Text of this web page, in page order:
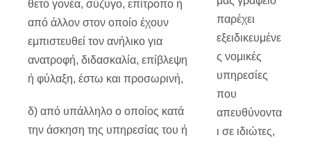
θετό γονέα, σύζυγο, επίτροπο ή
από άλλον στον οποίο έχουν
εμπιστευθεί τον ανήλικο για
ανατροφή, διδασκαλία, επίβλεψη
ή φύλαξη, έστω και προσωρινή,
δ) από υπάλληλο ο οποίος κατά
την άσκηση της υπηρεσίας του ή
παρέχει
εξειδικευμένε
ς νομικές
υπηρεσίες
που
απευθύνοντα
ι σε ιδιώτες,